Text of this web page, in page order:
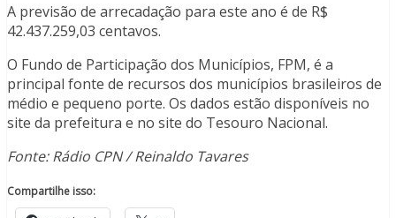
A previsão de arrecadação para este ano é de R$
42.437.259,03 centavos.
O Fundo de Participação dos Municípios, FPM, é a
principal fonte de recursos dos municípios brasileiros de
médio e pequeno porte. Os dados estão disponíveis no
site da prefeitura e no site do Tesouro Nacional.
Fonte: Rádio CPN / Reinaldo Tavares
Compartilhe isso: